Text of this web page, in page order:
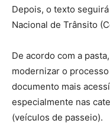
Depois, o texto
Nacional de Trânsito
De acordo com a
modernizar o
documento mais
especialmente nas
(veículos de passeio).